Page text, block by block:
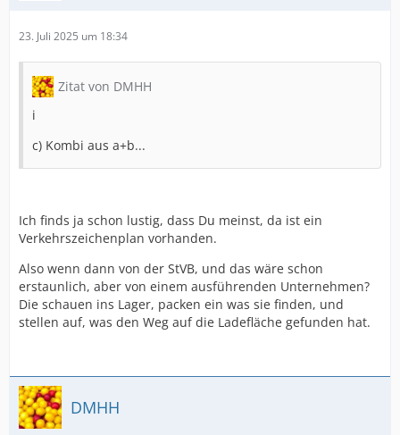
23. Juli 2025 um 18:34
Zitat von DMHH
i
c) Kombi aus a+b...
Ich finds ja schon lustig, dass Du meinst, da ist ein
Verkehrszeichenplan vorhanden.
Also wenn dann von der StVB, und das wäre schon
erstaunlich, aber von einem ausführenden Unternehmen?
Die schauen ins Lager, packen ein was sie finden, und
stellen auf, was den Weg auf die Ladefläche gefunden hat.
DMHH